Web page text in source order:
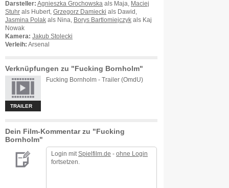
Darsteller: Agnieszka Grochowska als Maja,
Maciej
Stuhr als Hubert, Grzegorz Damiecki als Dawid,
Jasmina Polak als Nina, Borys Bartlomiejczyk als Kaj
Nowak
Kamera: Jakub Stolecki
Verleih: Arsenal
Verknüpfungen zu "Fucking Bornholm"
TRAILER
Fucking Bornholm - Trailer (OmdU)
Dein Film-Kommentar zu "Fucking
Bornholm"
Login mit Spielfilm.de - ohne Login
fortsetzen.